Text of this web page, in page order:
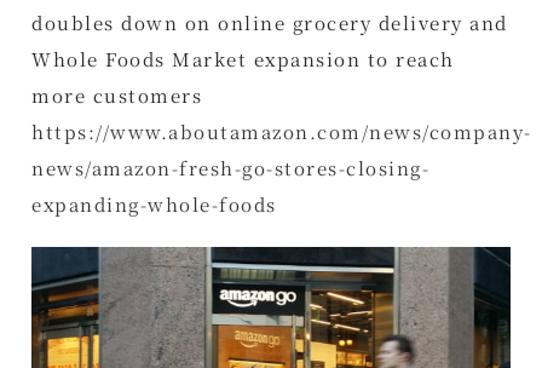
doubles down on online grocery delivery and
Whole Foods Market expansion to reach
more customers
https://www.aboutamazon.com/news/company-
news/amazon-fresh-go-stores-closing-
expanding-whole-foods